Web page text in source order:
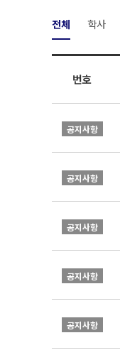
전체 학사
번호
공지사항
공지사항
공지사항
공지사항
공지사항